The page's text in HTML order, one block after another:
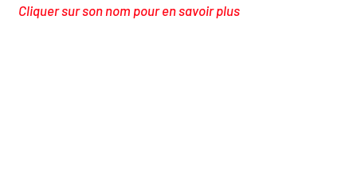
Cliquer sur son nom pour en savoir plus